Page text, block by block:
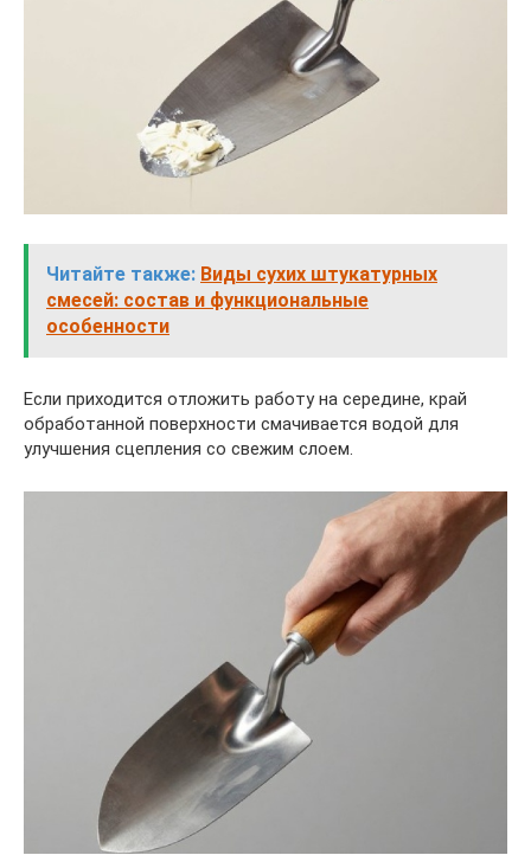
Читайте также: Виды сухих штукатурных
смесей: состав и функциональные
особенности
Если приходится отложить работу на середине, край
обработанной поверхности смачивается водой для
улучшения сцепления со свежим слоем.